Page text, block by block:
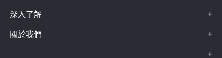
深入了解 +
關於我們 +
+